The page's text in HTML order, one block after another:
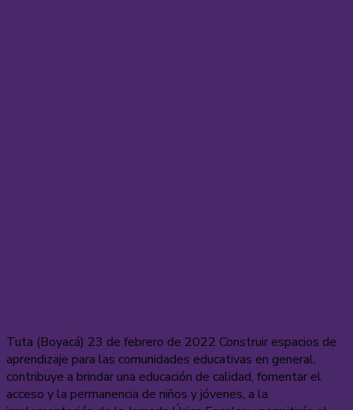
Tuta (Boyacá) 23 de febrero de 2022 Construir espacios de
aprendizaje para las comunidades educativas en general,
contribuye a brindar una educación de calidad, fomentar el
acceso y la permanencia de niños y jóvenes, a la